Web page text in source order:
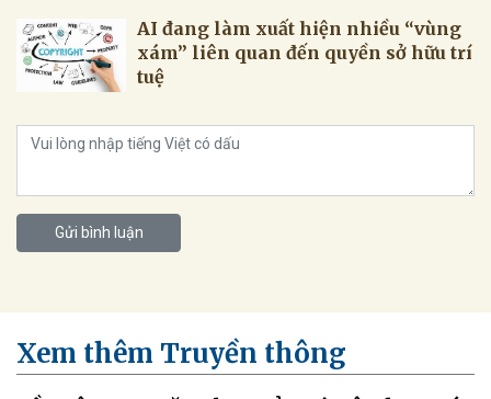
AI đang làm xuất hiện nhiều “vùng
xám” liên quan đến quyền sở hữu trí
tuệ
Gửi bình luận
Xem thêm Truyền thông